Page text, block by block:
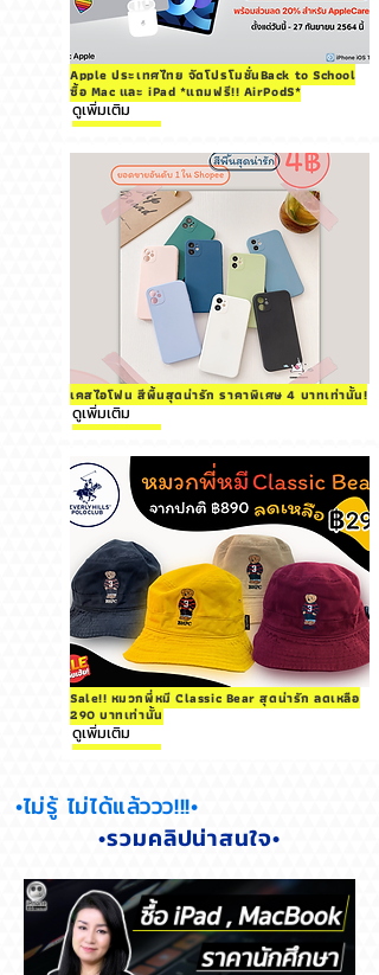
Apple ประเทศไทย จัดโปรโมชั่นBack to School
ซื้อ Mac และ iPad *แถมฟรี!! AirPodS*
ดูเพิ่มเติม
เคสไอโฟน สีพื้นสุดน่ารัก ราคาพิเศษ 4 บาทเท่านั้น!
ดูเพิ่มเติม
Sale!! หมวกพี่หมี Classic Bear สุดน่ารัก ลดเหลือ
290 บาทเท่านั้น
ดูเพิ่มเติม
•ไม่รู้ ไม่ได้แล้ววว!!!•
•รวมคลิปน่าสนใจ•